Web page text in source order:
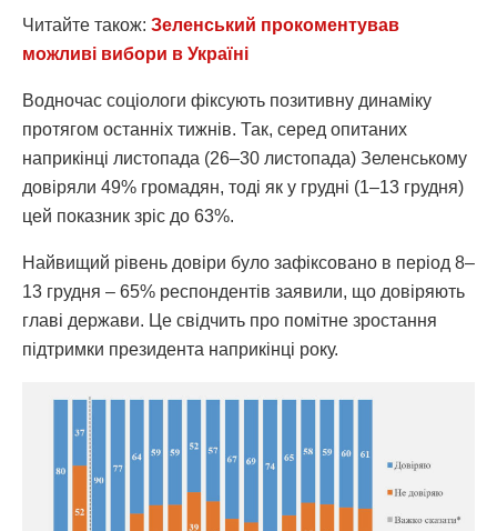
Читайте також: Зеленський прокоментував
можливі вибори в Україні
Водночас соціологи фіксують позитивну динаміку
протягом останніх тижнів. Так, серед опитаних
наприкінці листопада (26–30 листопада) Зеленському
довіряли 49% громадян, тоді як у грудні (1–13 грудня)
цей показник зріс до 63%.
Найвищий рівень довіри було зафіксовано в період 8–
13 грудня – 65% респондентів заявили, що довіряють
главі держави. Це свідчить про помітне зростання
підтримки президента наприкінці року.